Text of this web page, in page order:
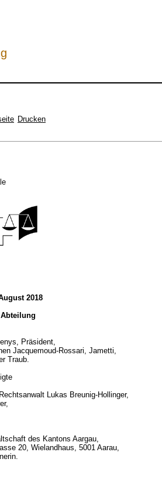
Drucken
2018
Präsident,
Jacquemoud-Rossari, Jametti,
Traub.
Lukas Breunig-Hollinger,
des Kantons Aargau,
20, Wielandhaus, 5001 Aarau,